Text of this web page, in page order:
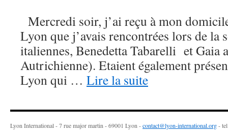
Mercredi soir, j’ai reçu à mon
Lyon que j’avais rencontrées lors de la
italiennes, Benedetta Tabarelli et Gaia
Autrichienne). Etaient également
Lyon qui … Lire la suite
Lyon International - 7 rue major martin - 69001 Lyon -contact@lyon-international.org-